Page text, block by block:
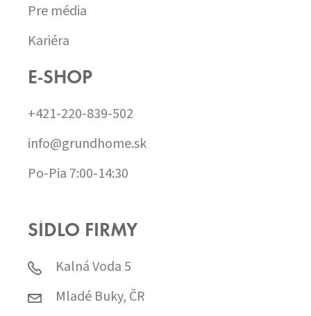
Pre média
Kariéra
E-SHOP
+421-220-839-502
info@grundhome.sk
Po-Pia 7:00-14:30
SÍDLO FIRMY
Kalná Voda 5
Mladé Buky, ČR